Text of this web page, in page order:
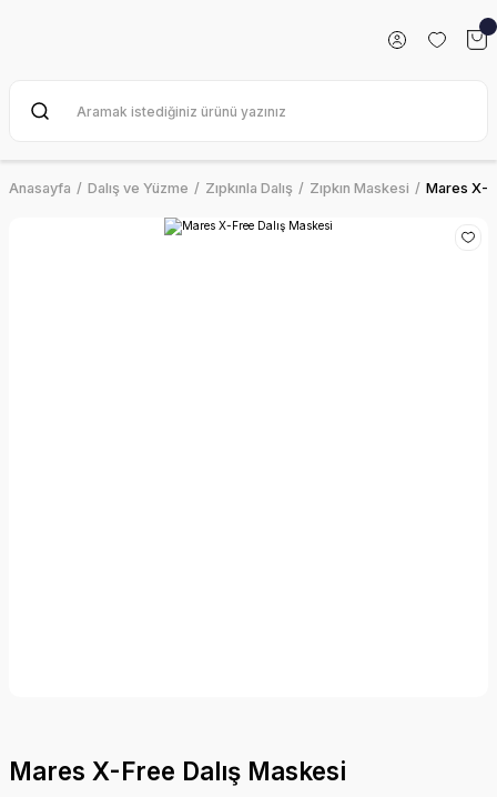
Anasayfa Dalış ve Yüzme Zıpkınla Dalış Zıpkın Maskesi Mares X-
Mares X-Free Dalış Maskesi